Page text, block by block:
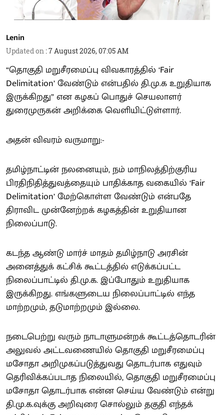
Lenin
Updated on :7 August 2026, 07:05 AM
“தொகுதி மறுசீரமைப்பு விவகாரத்தில் ‘Fair
Delimitation’ வேண்டும் என்பதில் தி.மு.க உறுதியாக
இருக்கிறது” என கழகப் பொதுச் செயலாளர்
துரைமுருகன் அறிக்கை வெளியிட்டுள்ளார்.
அதன் விவரம் வருமாறு:-
தமிழ்நாட்டின் நலனையும், நம் மாநிலத்திற்குரிய
பிரதிநிதித்துவத்தையும் பாதிக்காத வகையில் ‘Fair
Delimitation’ மேற்கொள்ள வேண்டும் என்பதே
திராவிட முன்னேற்றக் கழகத்தின் உறுதியான
நிலைப்பாடு.
கடந்த ஆண்டு மார்ச் மாதம் தமிழ்நாடு அரசின்
அனைத்துக் கட்சிக் கூட்டத்தில் எடுக்கப்பட்ட
நிலைப்பாட்டில் தி.மு.க. இப்போதும் உறுதியாக
இருக்கிறது. எங்களுடைய நிலைப்பாட்டில் எந்த
மாற்றமும், தடுமாற்றமும் இல்லை.
நடைபெற்று வரும் நாடாளுமன்றக் கூட்டத்தொடரின்
அலுவல் அட்டவணையில் தொகுதி மறுசீரமைப்பு
மசோதா அறிமுகப்படுத்துவது தொடர்பாக எதுவும்
தெரிவிக்கப்படாத நிலையில், தொகுதி மறுசீரமைப்பு
மசோதா தொடர்பாக என்ன செய்ய வேண்டும் என்று
தி.மு.க.வுக்கு அறிவுரை சொல்லும் தகுதி எந்தக்